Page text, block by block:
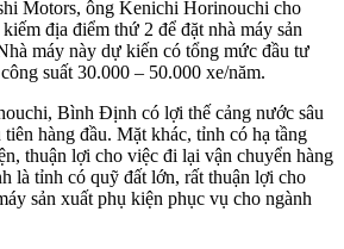
Motors, ông Kenichi Horinouchi cho
địa điểm thứ 2 để đặt nhà máy sản
máy này dự kiến có tổng mức đầu tư
suất 30.000 – 50.000 xe/năm.
Bình Định có lợi thế cảng nước sâu
hàng đầu. Mặt khác, tỉnh có hạ tầng
thuận lợi cho việc đi lại vận chuyển hàng
là tỉnh có quỹ đất lớn, rất thuận lợi cho
sản xuất phụ kiện phục vụ cho ngành